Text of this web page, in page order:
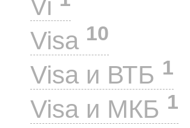
Vi
Visa 10
Visa и ВТБ 1
Visa и МКБ 1